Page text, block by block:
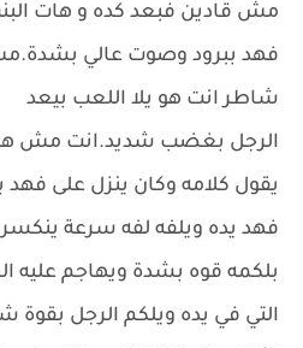
مش قادين فبعد كده و هات
فهد ببرود وصوت عالي
شاطر انت هو يلا اللعب بيعد
الرجل بغضب شديد.انت مش
يقول كلامه وكان ينزل على
فهد يده ويلفه لفه سرعة
بلكمه قوه بشدة ويهاجم عليه
التي في يده ويلكم الرجل بقوة